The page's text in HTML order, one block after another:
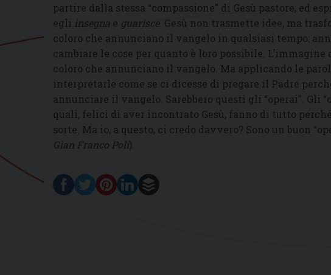
partire dalla stessa “compassione” di Gesù pastore, ed
egli insegna e guarisce. Gesù non trasmette idee, ma
coloro che annunciano il vangelo in qualsiasi tempo:
cambiare le cose per quanto è loro possibile.
coloro che annunciano il vangelo. Ma applicando le
interpretarle come se ci dicesse di pregare il Padre
annunciare il vangelo. Sarebbero questi gli “operai”. Gli
quali, felici di aver incontrato Gesù, fanno di tutto
sorte. Ma io, a questo, ci credo davvero? Sono un buon
Gian Franco Poli).